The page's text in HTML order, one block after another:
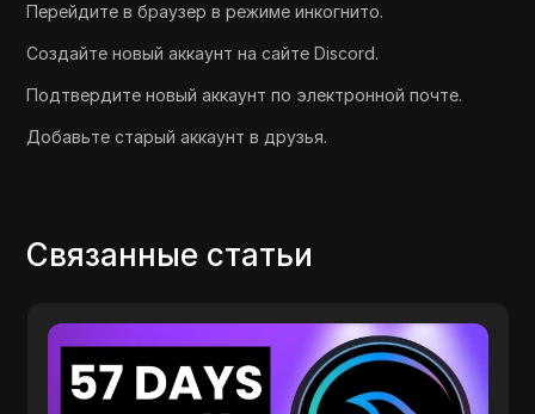
Перейдите в браузер в режиме инкогнито.
Создайте новый аккаунт на сайте Discord.
Подтвердите новый аккаунт по электронной почте.
Добавьте старый аккаунт в друзья.
Связанные статьи